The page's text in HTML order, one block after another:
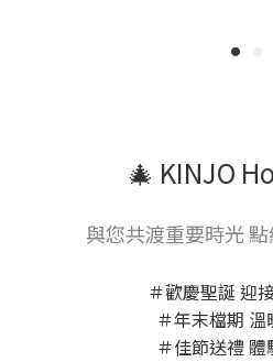
🎄 KINJO
與您共渡重要時光
＃歡慶聖誕 迎
＃年末檔期
＃佳節送禮 體